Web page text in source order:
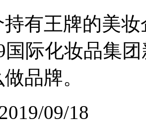
有王牌的美
国际化妆品集
品牌。
09/18